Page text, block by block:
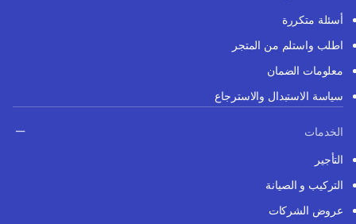
أسئلة متكررة
اطلب واستلم من المتجر
معلومات الضمان
سياسة الاستبدال والاسترجاع
الخدمات
التأجير
التركيب و الصيانة
عروض الشركات